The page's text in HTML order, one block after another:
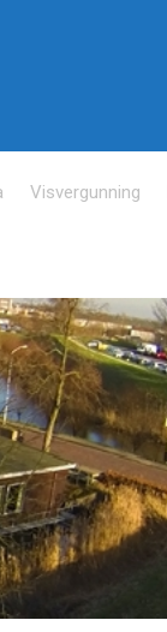
Visvergunning